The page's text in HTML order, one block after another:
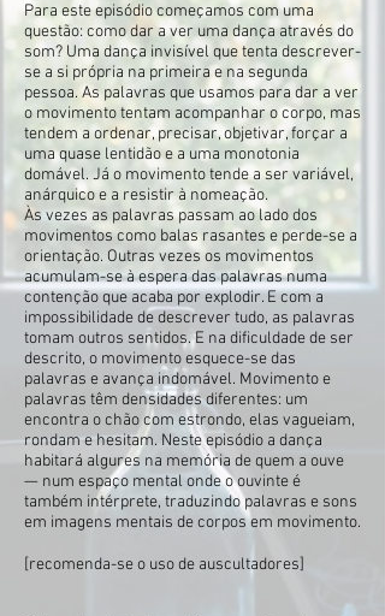
Para este episódio começamos com uma
questão: como dar a ver uma dança através do
som? Uma dança invisível que tenta descrever-
se a si própria na primeira e na segunda
pessoa. As palavras que usamos para dar a ver
o movimento tentam acompanhar o corpo, mas
tendem a ordenar, precisar, objetivar, forçar a
uma quase lentidão e a uma monotonia
domável. Já o movimento tende a ser variável,
anárquico e a resistir à nomeação.
Às vezes as palavras passam ao lado dos
movimentos como balas rasantes e perde-se a
orientação. Outras vezes os movimentos
acumulam-se à espera das palavras numa
contenção que acaba por explodir. E com a
impossibilidade de descrever tudo, as palavras
tomam outros sentidos. E na dificuldade de ser
descrito, o movimento esquece-se das
palavras e avança indomável. Movimento e
palavras têm densidades diferentes: um
encontra o chão com estrondo, elas vagueiam,
rondam e hesitam. Neste episódio a dança
habitará algures na memória de quem a ouve
— num espaço mental onde o ouvinte é
também intérprete, traduzindo palavras e sons
em imagens mentais de corpos em movimento.
[recomenda-se o uso de auscultadores]